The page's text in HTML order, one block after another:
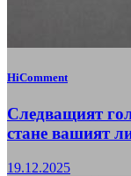
HiComment
Следващият
стане вашият
19.12.2025